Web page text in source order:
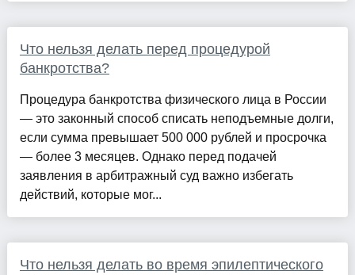
Что нельзя делать перед процедурой
банкротства?
Процедура банкротства физического лица в России
— это законный способ списать неподъемные долги,
если сумма превышает 500 000 рублей и просрочка
— более 3 месяцев. Однако перед подачей
заявления в арбитражный суд важно избегать
действий, которые мог...
Что нельзя делать во время эпилептического